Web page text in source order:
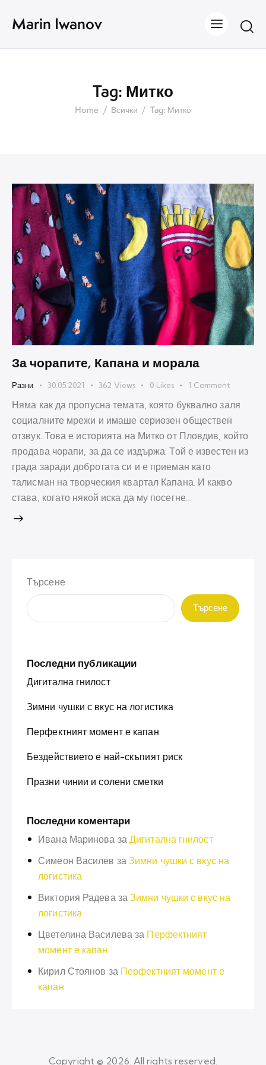
Marin Iwanov
Tag: Митко
Home Всички Tag: Митко
За чорапите, Капана и морала
Разни 30.05.2021 362 Views 0 Likes 1 Comment
Няма как да пропусна темата, която буквално заля
социалните мрежи и имаше сериозен обществен
отзвук. Това е историята на Митко от Пловдив, който
продава чорапи, за да се издържа. Той е известен из
града заради добротата си и е приеман като
талисман на творческия квартал Капана. И какво
става, когато някой иска да му посегне…
Търсене
Търсене
Последни публикации
Дигитална гнилост
Зимни чушки с вкус на логистика
Перфектният момент е капан
Бездействието е най-скъпият риск
Празни чинии и солени сметки
Последни коментари
Ивана Маринова за Дигитална гнилост
Симеон Василев за Зимни чушки с вкус на
логистика
Виктория Радева заЗимни чушки с вкус на
логистика
Цветелина Василева за Перфектният
момент е капан
Кирил Стоянов за Перфектният момент е
капан
Copyright © 2026. All rights reserved.